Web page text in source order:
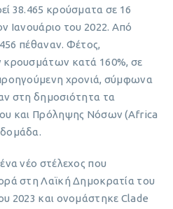
38.465 κρούσματα σε 16
Ιανουάριο του 2022. Από
πέθαναν. Φέτος,
κρουσμάτων κατά 160%, σε
χρονιά, σύμφωνα
στη δημοσιότητα τα
και Πρόληψης Νόσων (Africa
νέο στέλεχος που
στη Λαϊκή Δημοκρατία του
2023 και ονομάστηκε Clade